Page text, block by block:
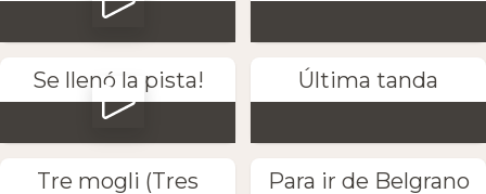
Se llenó la pista! Última tanda
Tre mogli (Tres
Para ir de Belgrano